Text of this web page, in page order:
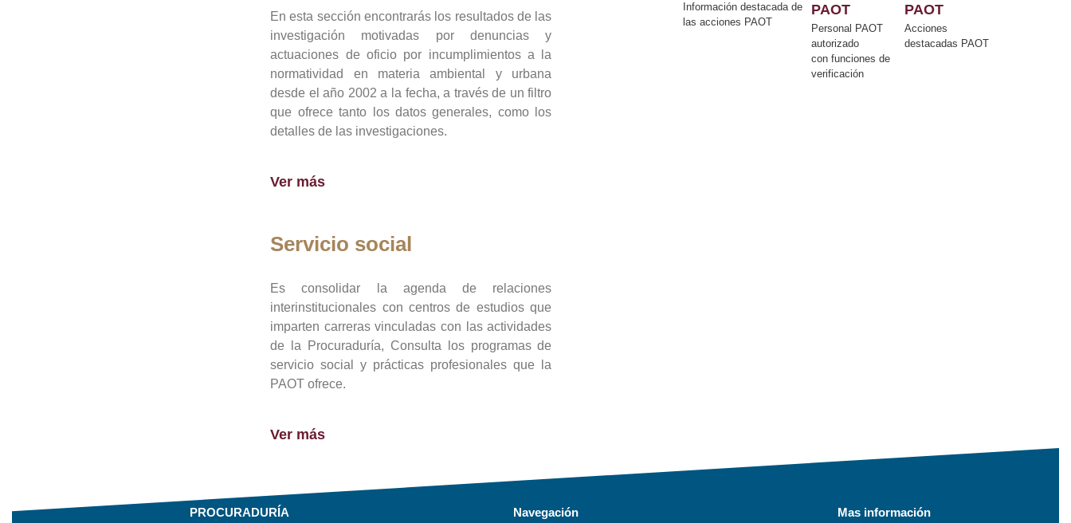
En esta sección encontrarás los resultados de las
investigación motivadas por denuncias y
actuaciones de oficio por incumplimientos a la
normatividad en materia ambiental y urbana
desde el año 2002 a la fecha, a través de un filtro
que ofrece tanto los datos generales, como los
detalles de las investigaciones.
Ver más
Servicio social
Es consolidar la agenda de relaciones
interinstitucionales con centros de estudios que
imparten carreras vinculadas con las actividades
de la Procuraduría, Consulta los programas de
servicio social y prácticas profesionales que la
PAOT ofrece.
Ver más
Información destacada de
las acciones PAOT
PAOT
Personal PAOT
autorizado
con funciones de
verificación
PAOT
Acciones
destacadas PAOT
PROCURADURÍA Navegación Mas información